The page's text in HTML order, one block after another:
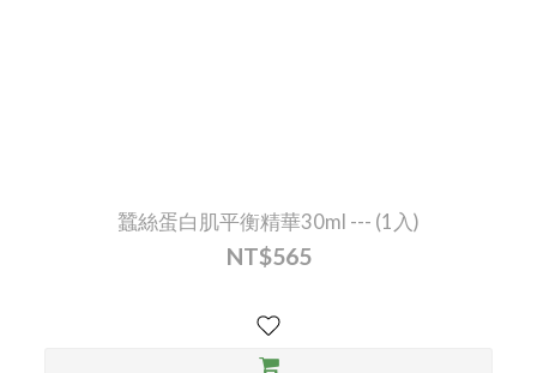
蠶絲蛋白肌平衡精華30ml --- (1入)
NT$565